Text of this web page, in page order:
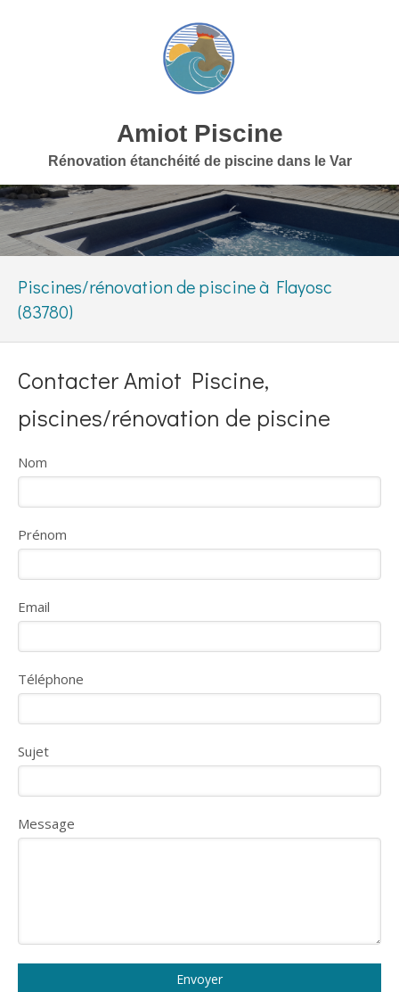
Amiot Piscine
Rénovation étanchéité de piscine dans le Var
Piscines/rénovation de piscine à Flayosc
(83780)
Contacter Amiot Piscine,
piscines/rénovation de piscine
Nom
Prénom
Email
Téléphone
Sujet
Message
Envoyer